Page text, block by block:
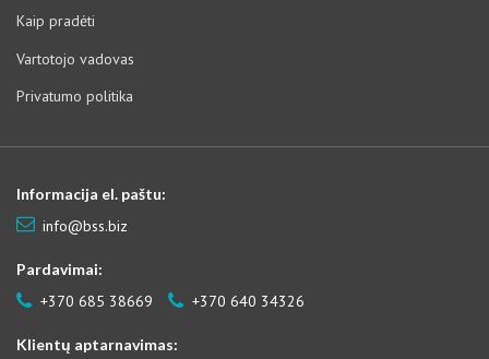
Kaip pradėti
Vartotojo vadovas
Privatumo politika
Informacija el. paštu:
info@bss.biz
Pardavimai:
+370 685 38669 +370 640 34326
Klientų aptarnavimas: